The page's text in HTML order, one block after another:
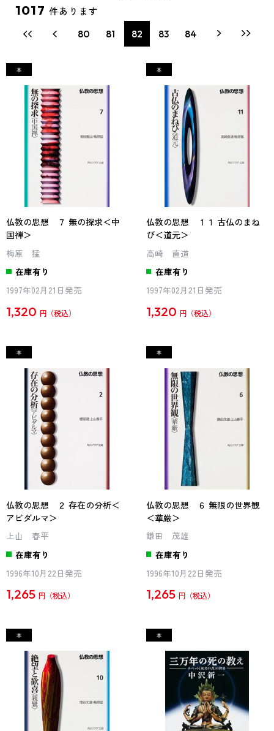
1017 件あります
80 81 82 83 84
仏教の思想 ７ 無の探求＜中
国禅＞
梅原 猛
在庫有り
1997年02月21日発売
1,320 円
仏教の思想 １１ 古仏のまね
び＜道元＞
高崎 直道
在庫有り
1997年02月21日発売
1,320 円
仏教の思想 ２ 存在の分析＜
アビダルマ＞
上山 春平
在庫有り
1996年10月22日発売
1,265 円
仏教の思想 ６ 無限の世界観
＜華厳＞
鎌田 茂雄
在庫有り
1996年10月22日発売
1,265 円